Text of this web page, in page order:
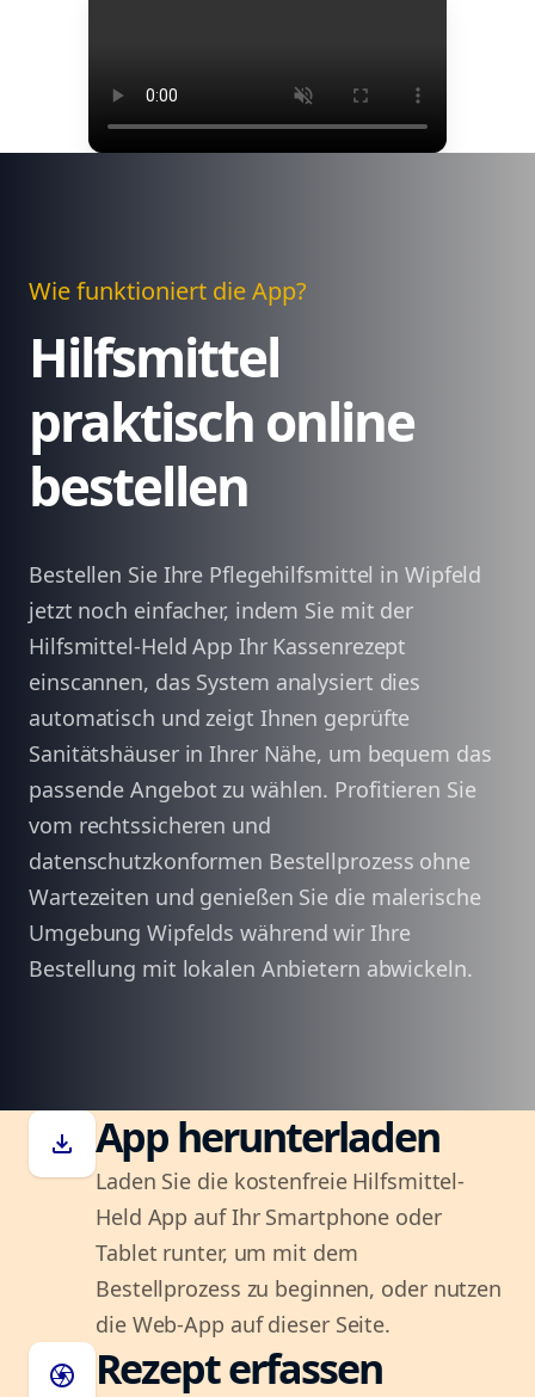
Wie funktioniert die App?
Hilfsmittel
praktisch online
bestellen
Bestellen Sie Ihre Pflegehilfsmittel in Wipfeld
jetzt noch einfacher, indem Sie mit der
Hilfsmittel-Held App Ihr Kassenrezept
einscannen, das System analysiert dies
automatisch und zeigt Ihnen geprüfte
Sanitätshäuser in Ihrer Nähe, um bequem das
passende Angebot zu wählen. Profitieren Sie
vom rechtssicheren und
datenschutzkonformen Bestellprozess ohne
Wartezeiten und genießen Sie die malerische
Umgebung Wipfelds während wir Ihre
Bestellung mit lokalen Anbietern abwickeln.
download App herunterladen
Laden Sie die kostenfreie Hilfsmittel-
Held App auf Ihr Smartphone oder
Tablet runter, um mit dem
Bestellprozess zu beginnen, oder nutzen
die Web-App auf dieser Seite.
camera Rezept erfassen